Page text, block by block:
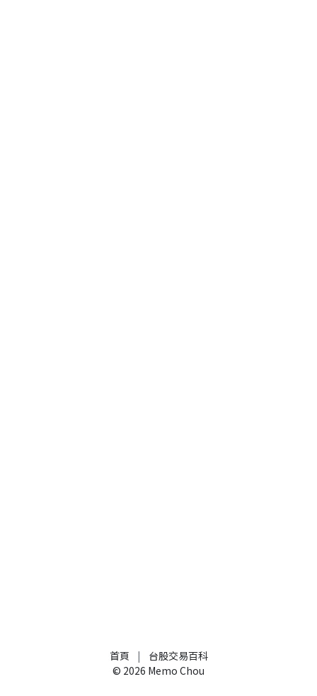
首頁 |
台股交易百科
© 2026 Memo Chou